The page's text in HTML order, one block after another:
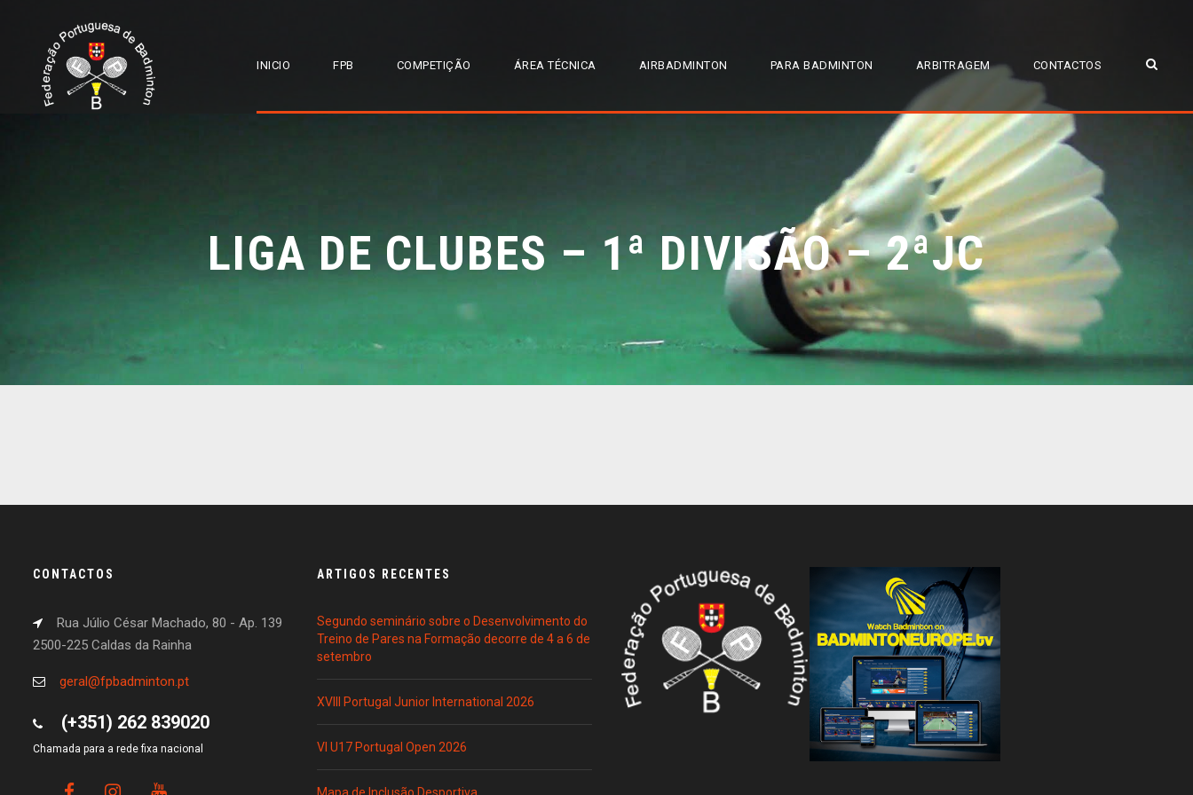
INICIO FPB COMPETIÇÃO ÁREA TÉCNICA AIRBADMINTON PARA BADMINTON ARBITRAGEM CONTACTOS
LIGA DE CLUBES – 1ª DIVISÃO – 2ªJC
CONTACTOS
Rua Júlio César Machado, 80 - Ap. 139
2500-225 Caldas da Rainha
geral@fpbadminton.pt
(+351) 262 839020
Chamada para a rede fixa nacional
ARTIGOS RECENTES
Segundo seminário sobre o Desenvolvimento do
Treino de Pares na Formação decorre de 4 a 6 de
setembro
XVIII Portugal Junior International 2026
VI U17 Portugal Open 2026